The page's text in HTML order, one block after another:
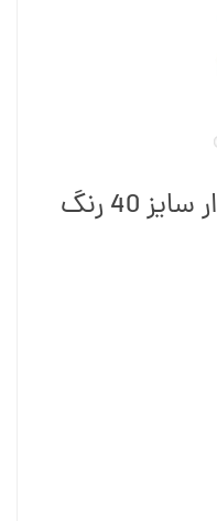
سبد زنده نگه دار شناور دار سایز 40 رنگ